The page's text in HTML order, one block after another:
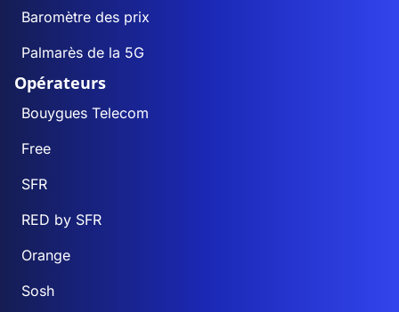
Baromètre des prix
Palmarès de la 5G
Opérateurs
Bouygues Telecom
Free
SFR
RED by SFR
Orange
Sosh